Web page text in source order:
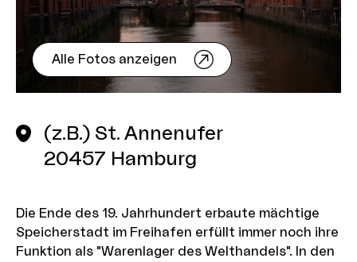
Alle Fotos anzeigen
(z.B.) St. Annenufer
20457 Hamburg
Die Ende des 19. Jahrhundert erbaute mächtige
Speicherstadt im Freihafen erfüllt immer noch ihre
Funktion als "Warenlager des Welthandels". In den